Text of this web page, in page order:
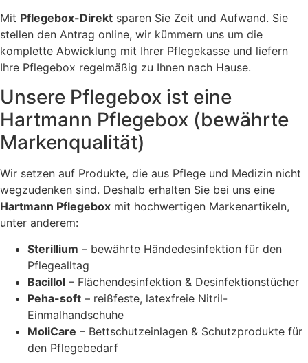
Mit Pflegebox-Direkt sparen Sie Zeit und Aufwand. Sie
stellen den Antrag online, wir kümmern uns um die
komplette Abwicklung mit Ihrer Pflegekasse und liefern
Ihre Pflegebox regelmäßig zu Ihnen nach Hause.
Unsere Pflegebox ist eine
Hartmann Pflegebox (bewährte
Markenqualität)
Wir setzen auf Produkte, die aus Pflege und Medizin nicht
wegzudenken sind. Deshalb erhalten Sie bei uns eine
Hartmann Pflegebox mit hochwertigen Markenartikeln,
unter anderem:
Sterillium – bewährte Händedesinfektion für den
Pflegealltag
Bacillol – Flächendesinfektion & Desinfektionstücher
Peha-soft – reißfeste, latexfreie Nitril-
Einmalhandschuhe
MoliCare – Bettschutzeinlagen & Schutzprodukte für
den Pflegebedarf